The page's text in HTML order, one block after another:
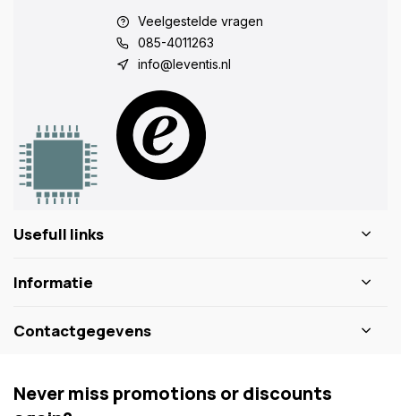
Veelgestelde vragen
085-4011263
info@leventis.nl
Usefull links
Informatie
Contactgegevens
Never miss promotions or discounts